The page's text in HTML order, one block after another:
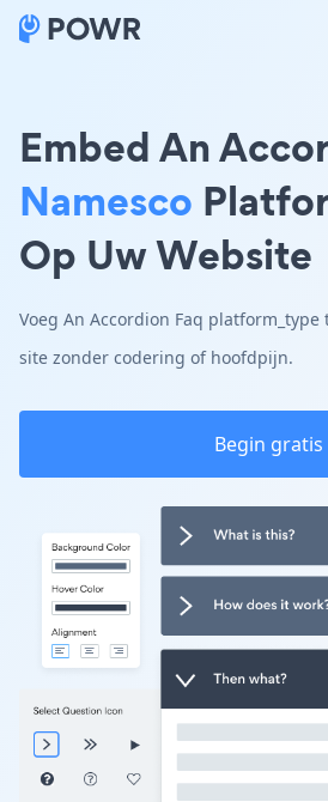
Embed An
Namesco
Op Uw Website
Voeg An Accordion Faq platform_type
site zonder codering of hoofdpijn.
Begin gratis